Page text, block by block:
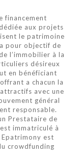
financement
aux projets
le patrimoine
pour objectif de
l’immobilier à la
désireux
en bénéficiant
a chacun la
avec une
général
responsable.
Prestataire de
immatriculé à
Epatrimony est
crowdfunding